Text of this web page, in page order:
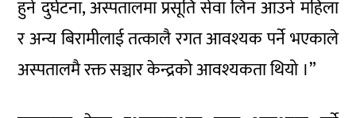
हुने दुर्घटना, अस्पतालमा प्रसूति सेवा लिन आउने महिला
र अन्य बिरामीलाई तत्कालै रगत आवश्यक पर्ने भएकाले
अस्पतालमै रक्त सञ्चार केन्द्रको आवश्यकता थियो ।”